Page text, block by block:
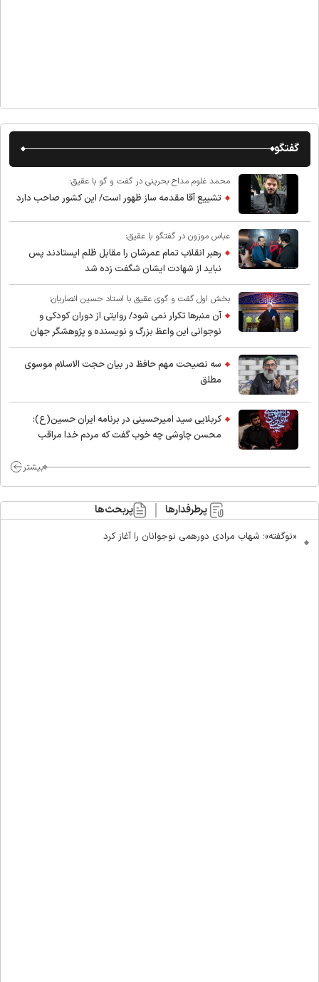
گفتگو
محمد غلوم مداح بحرینی در گفت و گو با عقیق:
تشییع آقا مقدمه ساز ظهور است/ این کشور صاحب دارد
عباس موزون در گفتگو با عقیق:
رهبر انقلاب تمام عمرشان را مقابل ظلم ایستادند پس
نباید از شهادت ایشان شگفت زده شد
بخش اول گفت و گوی عقیق با استاد حسین انصاریان:
آن منبرها تکرار نمی شود/ روایتی از دوران کودکی و
نوجوانی این واعظ بزرگ و نویسنده و پژوهشگر جهان
اسلام
سه نصیحت مهم حافظ در بیان حجت الاسلام موسوی
مطلق
کربلایی سید امیر‌حسینی در برنامه ایران حسین(ع):
محسن چاوشی چه خوب گفت که مردم خدا مراقب
بیشتر
پرطرفدارها پربحث‌ها
«نوگفته»؛ شهاب مرادی دورهمی نوجوانان را آغاز کرد